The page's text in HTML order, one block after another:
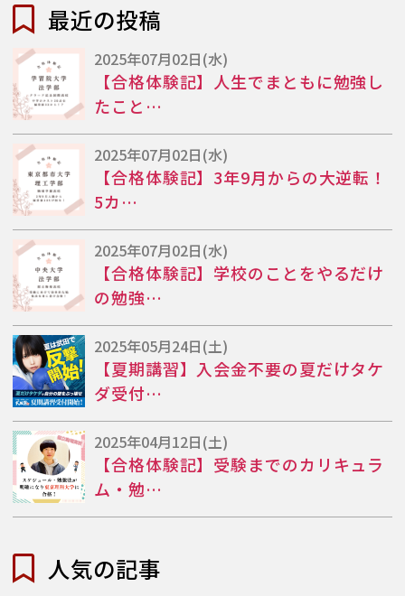
最近の投稿
2025年07月02日(水)
【合格体験記】人生でまともに勉強し
たこと…
2025年07月02日(水)
【合格体験記】3年9月からの大逆転！
5カ…
2025年07月02日(水)
【合格体験記】学校のことをやるだけ
の勉強…
2025年05月24日(土)
【夏期講習】入会金不要の夏だけタケ
ダ受付…
2025年04月12日(土)
【合格体験記】受験までのカリキュラ
ム・勉…
人気の記事